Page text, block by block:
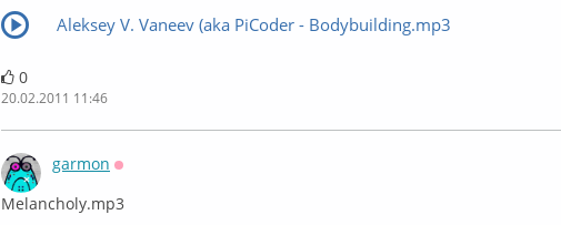
Aleksey V. Vaneev (aka PiCoder - Bodybuilding.mp3
0
20.02.2011 11:46
garmon
Melancholy.mp3